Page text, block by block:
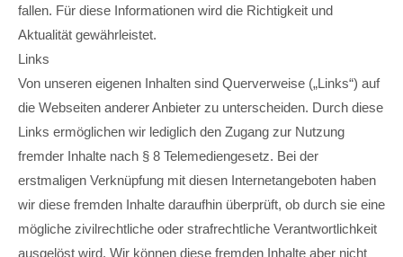
fallen. Für diese Informationen wird die Richtigkeit und
Aktualität gewährleistet.
Links
Von unseren eigenen Inhalten sind Querverweise („Links“) auf
die Webseiten anderer Anbieter zu unterscheiden. Durch diese
Links ermöglichen wir lediglich den Zugang zur Nutzung
fremder Inhalte nach § 8 Telemediengesetz. Bei der
erstmaligen Verknüpfung mit diesen Internetangeboten haben
wir diese fremden Inhalte daraufhin überprüft, ob durch sie eine
mögliche zivilrechtliche oder strafrechtliche Verantwortlichkeit
ausgelöst wird. Wir können diese fremden Inhalte aber nicht